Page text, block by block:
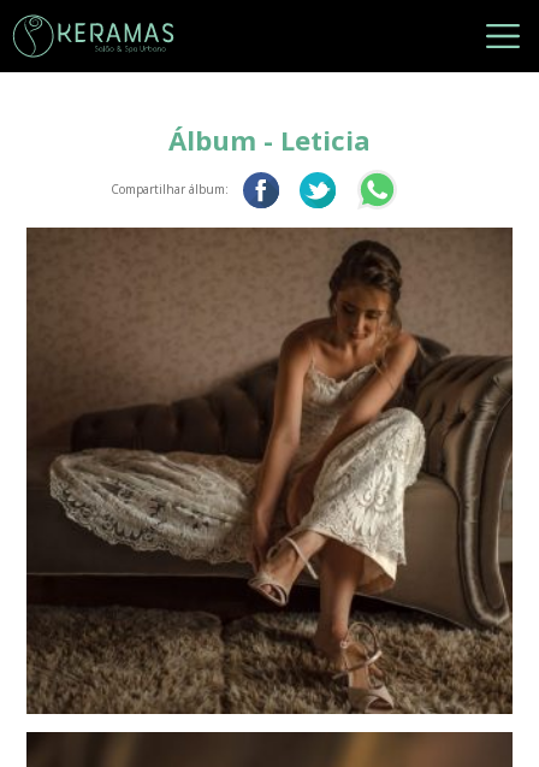
Álbum - Leticia
Compartilhar álbum: